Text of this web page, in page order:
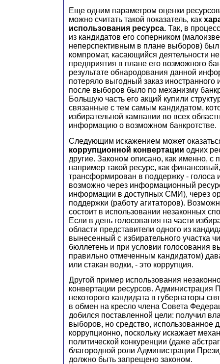
Еще одним параметром оценки
можно считать такой показатель, как
использования ресурса. Так, в
из кандидатов его соперником
неперспективным в плане выборов) был
компромат, касающийся деятельности
предприятия в плане его возможного
результате обнародования данной
потеряло выгодный заказ иностранного
после выборов было по механизму
Большую часть его акций купили
связанные с тем самым кандидатом,
избирательной кампании во всех
информацию о возможном банкротстве.
Следующим искажением может
коррупционной конвертации одних
другие. Законом описано, как именно, с
например такой ресурс, как
трансформирован в поддержку - голоса
возможно через информационный
информации в доступных СМИ), через
поддержки (работу агитаторов).
состоит в использовании незаконных
Если в день голосования на части
области представители одного из
вынесенный с избирательного участка
бюллетень и при условии голосования
правильно отмеченным кандидатом)
или стакан водки, - это коррупция.
Другой пример использования
конвертации ресурсов. Администрация
некоторого кандидата в губернаторы
в обмен на кресло члена Совета
добился поставленной цели: получил
выборов, но средство, использованное
коррупционно, поскольку искажает
политической конкуренции (даже
благородной роли Администрации
должно быть запрещено законом.